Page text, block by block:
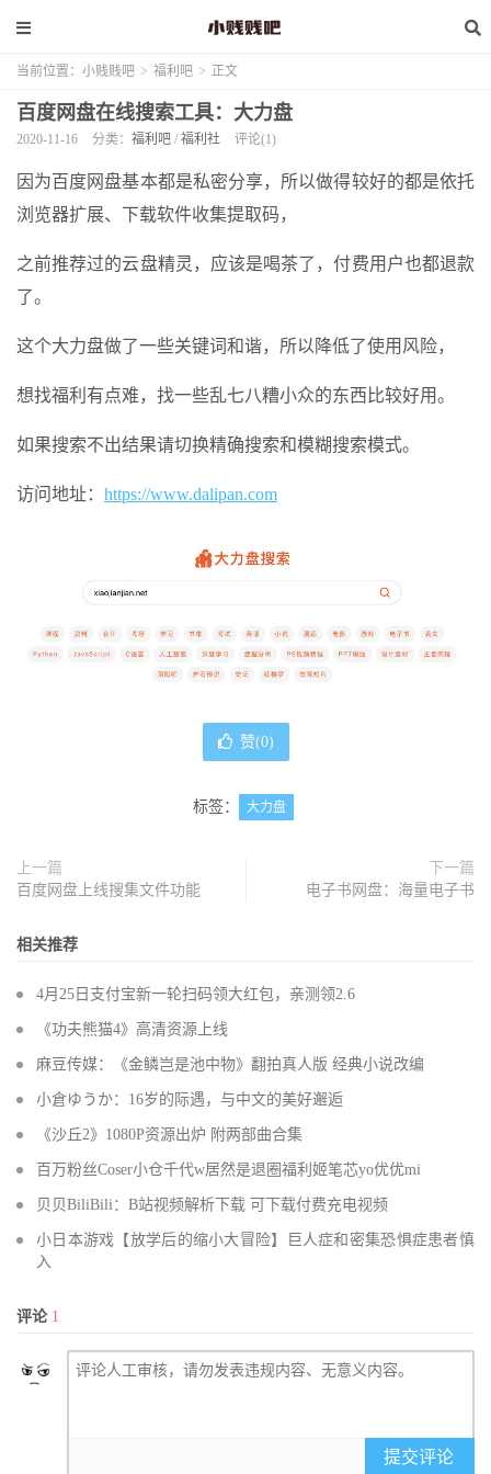
当前位置： 小贱贱吧 > 福利吧 > 正文
百度网盘在线搜索工具：大力盘
2020-11-16 分类： 福利吧 / 福利社 评论(1)
因为百度网盘基本都是私密分享，所以做得较好的都是依托
浏览器扩展、下载软件收集提取码，
之前推荐过的云盘精灵，应该是喝茶了，付费用户也都退款
了。
这个大力盘做了一些关键词和谐，所以降低了使用风险，
想找福利有点难，找一些乱七八糟小众的东西比较好用。
如果搜索不出结果请切换精确搜索和模糊搜索模式。
访问地址： https://www.dalipan.com
赞(0)
标签： 大力盘
上一篇
百度网盘上线搜集文件功能
下一篇
电子书网盘：海量电子书
相关推荐
4月25日支付宝新一轮扫码领大红包，亲测领2.6
《功夫熊猫4》高清资源上线
麻豆传媒：《金鳞岂是池中物》翻拍真人版 经典小说改编
小倉ゆうか：16岁的际遇，与中文的美好邂逅
《沙丘2》1080P资源出炉 附两部曲合集
百万粉丝Coser小仓千代w居然是退圈福利姬笔芯yo优优mi
贝贝BiliBili：B站视频解析下载 可下载付费充电视频
小日本游戏【放学后的缩小大冒险】巨人症和密集恐惧症患者慎
入
评论 1
提交评论